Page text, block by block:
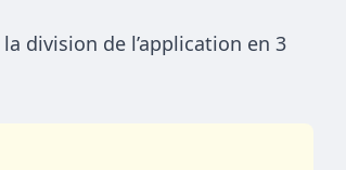
division de l’application en 3